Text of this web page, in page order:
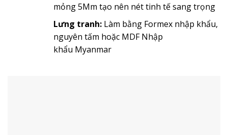
mỏng 5Mm tạo nên nét tinh tế sang trọng
Lưng tranh:Làm bằng Formex nhập khẩu,
nguyên tấm hoặc MDF Nhập
khẩu Myanmar